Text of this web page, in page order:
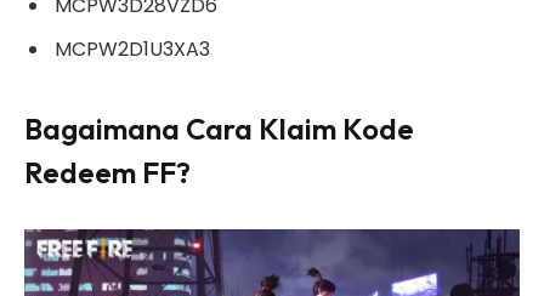
MCPW3D28VZD6
MCPW2D1U3XA3
Bagaimana Cara Klaim Kode
Redeem FF?